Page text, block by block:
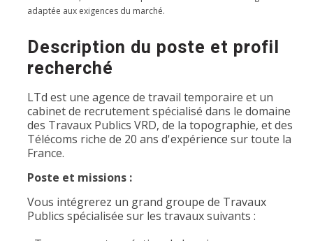
adaptée aux exigences du marché.
Description du poste et profil
recherché
LTd est une agence de travail temporaire et un
cabinet de recrutement spécialisé dans le domaine
des Travaux Publics VRD, de la topographie, et des
Télécoms riche de 20 ans d'expérience sur toute la
France.
Poste et missions :
Vous intégrerez un grand groupe de Travaux
Publics spécialisée sur les travaux suivants :